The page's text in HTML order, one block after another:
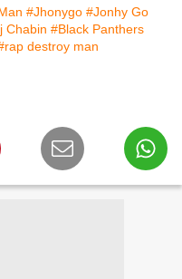
#Jhonygo #Jonhy Go
Chabin #Black Panthers
destroy man